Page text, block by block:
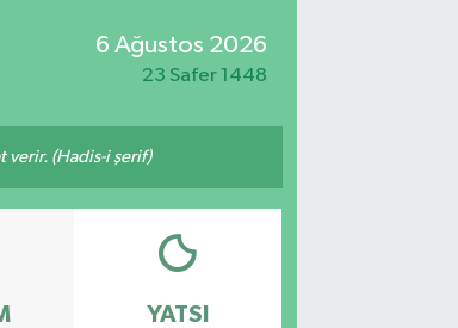
6 Ağustos 2026
23 Safer 1448
verir. (Hadis-i şerif)
YATSI